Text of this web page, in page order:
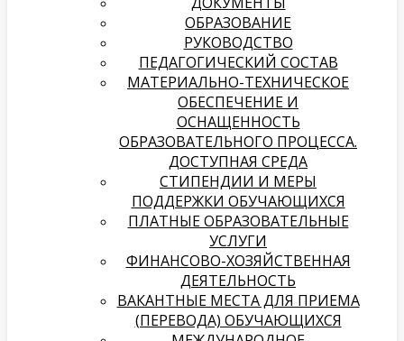
ОБРАЗОВАНИЕ
РУКОВОДСТВО
ПЕДАГОГИЧЕСКИЙ СОСТАВ
МАТЕРИАЛЬНО-ТЕХНИЧЕСКОЕ
ОБЕСПЕЧЕНИЕ И
ОСНАЩЕННОСТЬ
ОБРАЗОВАТЕЛЬНОГО ПРОЦЕССА.
ДОСТУПНАЯ СРЕДА
СТИПЕНДИИ И МЕРЫ
ПОДДЕРЖКИ ОБУЧАЮЩИХСЯ
ПЛАТНЫЕ ОБРАЗОВАТЕЛЬНЫЕ
УСЛУГИ
­­ФИНАНСОВО-ХОЗЯЙСТВЕННАЯ
ДЕЯТЕЛЬНОСТЬ
ВАКАНТНЫЕ МЕСТА ДЛЯ ПРИЕМА
(ПЕРЕВОДА) ОБУЧАЮЩИХСЯ